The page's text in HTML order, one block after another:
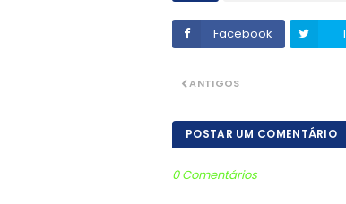
Facebook
ANTIGOS
POSTAR UM COMENTÁRIO
0 Comentários